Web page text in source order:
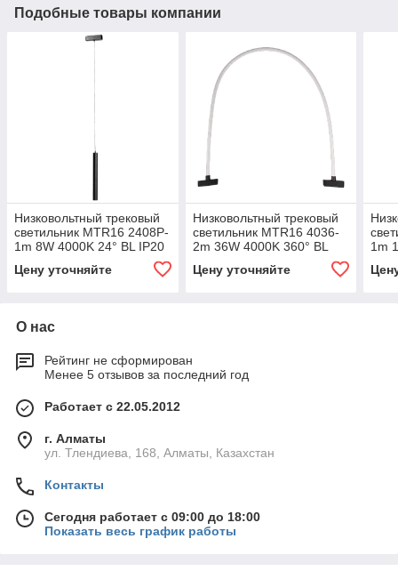
Подобные товары компании
Низковольтный трековый
светильник MTR16 2408P-
1m 8W 4000K 24° BL IP20
Цену уточняйте
Низковольтный трековый
светильник MTR16 4036-
2m 36W 4000K 360° BL
Цену уточняйте
1m
О нас
Рейтинг не сформирован
Менее 5 отзывов за последний год
Работает с 22.05.2012
г. Алматы
ул. Тлендиева, 168, Алматы, Казахстан
Контакты
Сегодня работает с 09:00 до 18:00
Показать весь график работы